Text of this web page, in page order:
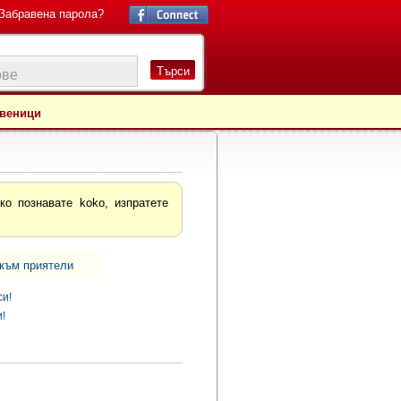
Търси
парола?
познавате koko, изпратете
приятели